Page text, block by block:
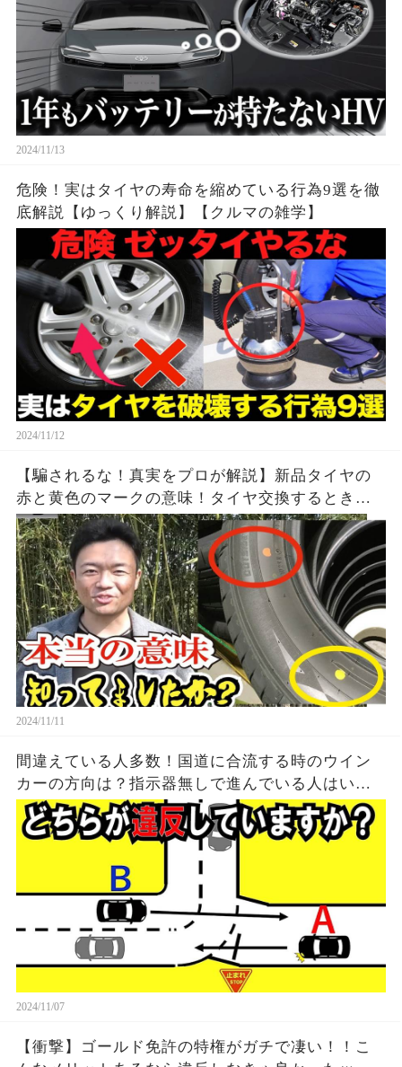
2024/11/13
危険！実はタイヤの寿命を縮めている行為9選を徹
底解説【ゆっくり解説】【クルマの雑学】
2024/11/12
【騙されるな！真実をプロが解説】新品タイヤの
赤と黄色のマークの意味！タイヤ交換するときの
お得な知識とは？
2024/11/11
間違えている人多数！国道に合流する時のウイン
カーの方向は？指示器無しで進んでいる人はいま
せんか？道路交通法クイズでおさらい
2024/11/07
【衝撃】ゴールド免許の特権がガチで凄い！！こ